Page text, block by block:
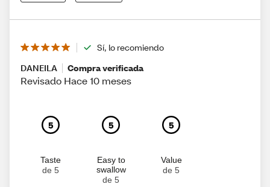
Sí, lo recomiendo
DANEILA
Compra verificada
Revisado Hace 10 meses
5
Taste
de 5
5
Easy to
swallow
de 5
5
Value
de 5